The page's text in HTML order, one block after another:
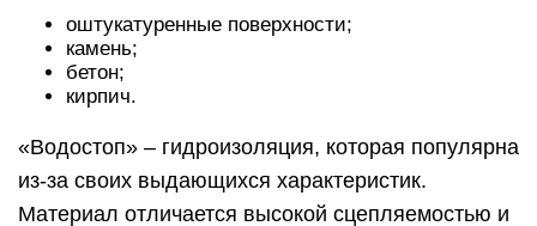
оштукатуренные поверхности;
камень;
бетон;
кирпич.
«Водостоп» – гидроизоляция, которая популярна
из-за своих выдающихся характеристик.
Материал отличается высокой сцепляемостью и